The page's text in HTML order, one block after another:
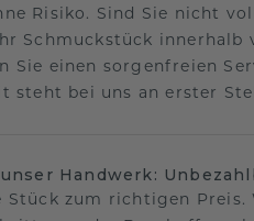
Risiko. Sind Sie nicht
Schmuckstück innerhalb
Sie einen sorgenfreien
steht bei uns an erster
Handwerk:
Stück zum richtigen Preis.